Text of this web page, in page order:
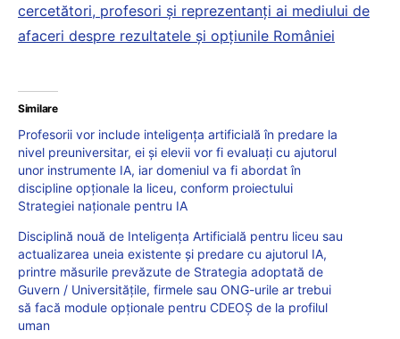
cercetători, profesori și reprezentanți ai mediului de
afaceri despre rezultatele și opțiunile României
Similare
Profesorii vor include inteligența artificială în predare la
nivel preuniversitar, ei și elevii vor fi evaluați cu ajutorul
unor instrumente IA, iar domeniul va fi abordat în
discipline opționale la liceu, conform proiectului
Strategiei naționale pentru IA
Disciplină nouă de Inteligența Artificială pentru liceu sau
actualizarea uneia existente și predare cu ajutorul IA,
printre măsurile prevăzute de Strategia adoptată de
Guvern / Universitățile, firmele sau ONG-urile ar trebui
să facă module opționale pentru CDEOȘ de la profilul
uman